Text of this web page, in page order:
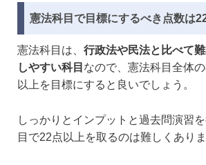
憲法科目で目標にするべき点数は
憲法科目は、 行政法や民法と比べて
しやすい科目 なので、憲法科目全体
以上を目標にすると良いでしょう。
しっかりとインプットと過去問演習
目で22点以上を取るのは難しくありま